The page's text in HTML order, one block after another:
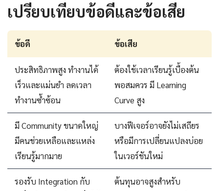
เปรียบเทียบข้อดีและข้อเสีย
ข้อดี ข้อเสีย
ประสิทธิภาพสูง ทำงานได้
เร็วและแม่นยำ ลดเวลา
ทำงานซ้ำซ้อน
ต้องใช้เวลาเรียนรู้เบื้องต้น
พอสมควร มี Learning
Curve สูง
มี Community ขนาดใหญ่
มีคนช่วยเหลือและแหล่ง
เรียนรู้มากมาย
บางฟีเจอร์อาจยังไม่เสถียร
หรือมีการเปลี่ยนแปลงบ่อย
ในเวอร์ชันใหม่
รองรับ Integration กับ
ต้นทุนอาจสูงสำหรับ